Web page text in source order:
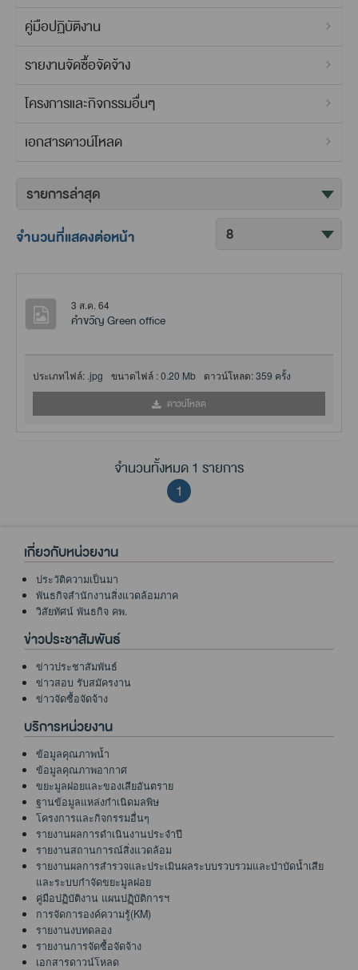
คู่มือปฏิบัติงาน
รายงานจัดซื้อจัดจ้าง
โครงการและกิจกรรมอื่นๆ
เอกสารดาวน์โหลด
จำนวนที่แสดงต่อหน้า
3 ส.ค. 64
คำขวัญ Green office
ประเภทไฟล์: .jpg ขนาดไฟล์ :0.20 Mb ดาวน์โหลด:359 ครั้ง
ดาวน์โหลด
จำนวนทั้งหมด 1 รายการ
1
เกี่ยวกับหน่วยงาน
ประวัติความเป็นมา
พันธกิจสำนักงานสิ่งแวดล้อมภาค
วิสัยทัศน์ พันธกิจ คพ.
ข่าวประชาสัมพันธ์
ข่าวประชาสัมพันธ์
ข่าวสอบ รับสมัครงาน
ข่าวจัดซื้อจัดจ้าง
บริการหน่วยงาน
ข้อมูลคุณภาพน้ำ
ข้อมูลคุณภาพอากาศ
ขยะมูลฝอยและของเสียอันตราย
ฐานข้อมูลแหล่งกำเนิดมลพิษ
โครงการและกิจกรรมอื่นๆ
รายงานผลการดำเนินงานประจำปี
รายงานสถานการณ์สิ่งแวดล้อม
รายงานผลการสำรวจและประเมินผลระบบรวบรวมและบำบัดน้ำเสีย
และระบบกำจัดขยะมูลฝอย
คู่มือปฏิบัติงาน แผนปฏฺิบัติการฯ
การจัดการองค์ความรู้(KM)
รายงานงบทดลอง
รายงานการจัดซื้อจัดจ้าง
เอกสารดาวน์โหลด